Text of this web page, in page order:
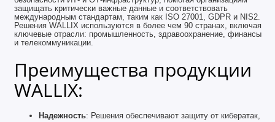
защищать критически важные данные и соответствовать
международным стандартам, таким как ISO 27001, GDPR и NIS2.
Решения WALLIX используются в более чем 90 странах, включая
ключевые отрасли: промышленность, здравоохранение, финансы
и телекоммуникации.
Преимущества продукции
WALLIX:
Надежность: Решения обеспечивают защиту от кибератак,